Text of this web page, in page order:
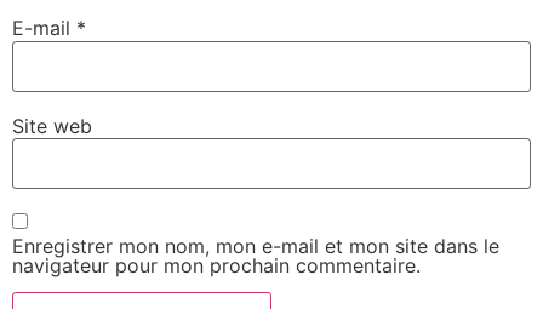
E-mail *
Site web
Enregistrer mon nom, mon e-mail et mon site dans le
navigateur pour mon prochain commentaire.